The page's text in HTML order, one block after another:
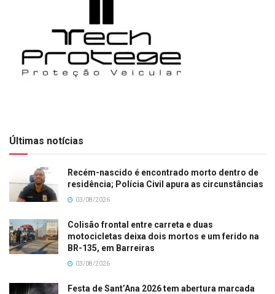
Últimas notícias
Recém-nascido é encontrado morto dentro de
residência; Polícia Civil apura as circunstâncias
03/08/2026
Colisão frontal entre carreta e duas
motocicletas deixa dois mortos e um ferido na
BR-135, em Barreiras
03/08/2026
Festa de Sant’Ana 2026 tem abertura marcada